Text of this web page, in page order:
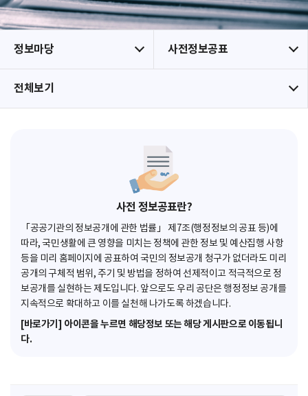
정보마당 사전정보공표
전체보기
사전 정보공표란?
「공공기관의 정보공개에 관한 법률」 제7조(행정정보의 공표 등)에
따라, 국민생활에 큰 영향을 미치는 정책에 관한 정보 및 예산집행 사항
등을 미리 홈페이지에 공표하여 국민의 정보공개 청구가 없더라도 미리
공개의 구체적 범위, 주기 및 방법을 정하여 선제적이고 적극적으로 정
보공개를 실현하는 제도입니다. 앞으로도 우리 공단은 행정정보 공개를
지속적으로 확대하고 이를 실천해 나가도록 하겠습니다.
[바로가기] 아이콘을 누르면 해당정보 또는 해당 게시판으로 이동됩니
다.